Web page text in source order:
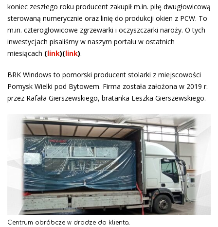
koniec zeszłego roku producent zakupił m.in. piłę dwugłowicową
sterowaną numerycznie oraz linię do produkcji okien z PCW. To
m.in. czterogłowicowe zgrzewarki i oczyszczarki naroży. O tych
inwestycjach pisaliśmy w naszym portalu w ostatnich
miesiącach (link)(link).
BRK Windows to pomorski producent stolarki z miejscowości
Pomysk Wielki pod Bytowem. Firma została założona w 2019 r.
przez Rafała Gierszewskiego, bratanka Leszka Gierszewskiego.
Centrum obróbcze w drodze do klienta.